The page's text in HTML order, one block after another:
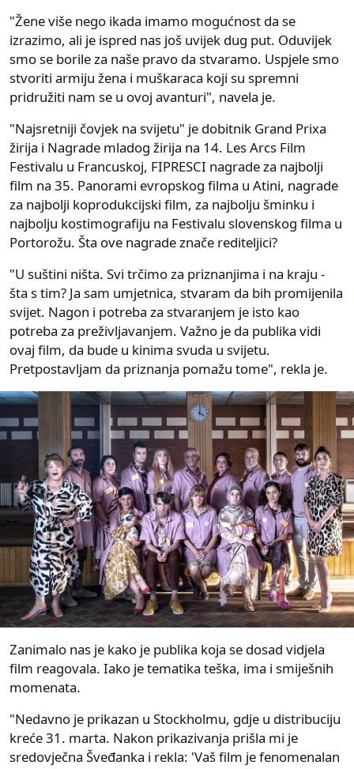
"Žene više nego ikada imamo mogućnost da se
izrazimo, ali je ispred nas još uvijek dug put. Oduvijek
smo se borile za naše pravo da stvaramo. Uspjele smo
stvoriti armiju žena i muškaraca koji su spremni
pridružiti nam se u ovoj avanturi", navela je.
"Najsretniji čovjek na svijetu" je dobitnik Grand Prixa
žirija i Nagrade mladog žirija na 14. Les Arcs Film
Festivalu u Francuskoj, FIPRESCI nagrade za najbolji
film na 35. Panorami evropskog filma u Atini, nagrade
za najbolji koprodukcijski film, za najbolju šminku i
najbolju kostimografiju na Festivalu slovenskog filma u
Portorožu. Šta ove nagrade znače rediteljici?
"U suštini ništa. Svi trčimo za priznanjima i na kraju -
šta s tim? Ja sam umjetnica, stvaram da bih promijenila
svijet. Nagon i potreba za stvaranjem je isto kao
potreba za preživljavanjem. Važno je da publika vidi
ovaj film, da bude u kinima svuda u svijetu.
Pretpostavljam da priznanja pomažu tome", rekla je.
Zanimalo nas je kako je publika koja se dosad vidjela
film reagovala. Iako je tematika teška, ima i smiješnih
momenata.
"Nedavno je prikazan u Stockholmu, gdje u distribuciju
kreće 31. marta. Nakon prikazivanja prišla mi je
sredovječna Šveđanka i rekla: 'Vaš film je fenomenalan